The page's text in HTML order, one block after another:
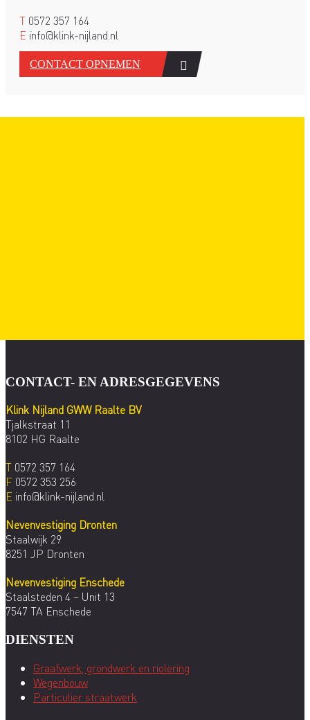
T 0572 357 164
E info@klink-nijland.nl
CONTACT OPNEMEN
CONTACT- EN ADRESGEGEVENS
Klink Nijland GWW Raalte BV
Tjalkstraat 11
8102 HG Raalte
T 0572 357 164
F 0572 353 256
E info@klink-nijland.nl
Nevenvestiging Dronten
Staalwijk 29
8251 JP Dronten
Nevenvestiging Enschede
Staalsteden 4 – Unit 13
7547 TA Enschede
DIENSTEN
Graafwerk, grondwerk en riolering
Wegenbouw
Particulier straatwerk